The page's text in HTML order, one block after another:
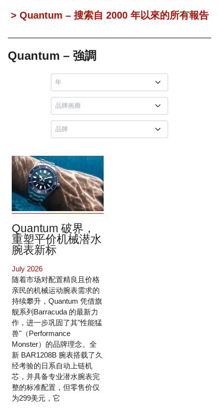
> Quantum – 搜索自 2000 年以來的所有報告
Quantum – 強調
Quantum 破界，
重塑平价机械潜水
腕表新标
July 2026
随着市场对配置精良且价格
亲民的机械运动腕表需求的
持续攀升，Quantum 凭借旗
舰系列Barracuda 的最新力
作，进一步巩固了其"性能猛
兽"（Performance
Monster）的品牌理念。全
新 BAR1208B 腕表搭载了久
经考验的日系自动上链机
芯，并具备专业潜水腕表完
整的标准配置，但零售价仅
为299美元，它